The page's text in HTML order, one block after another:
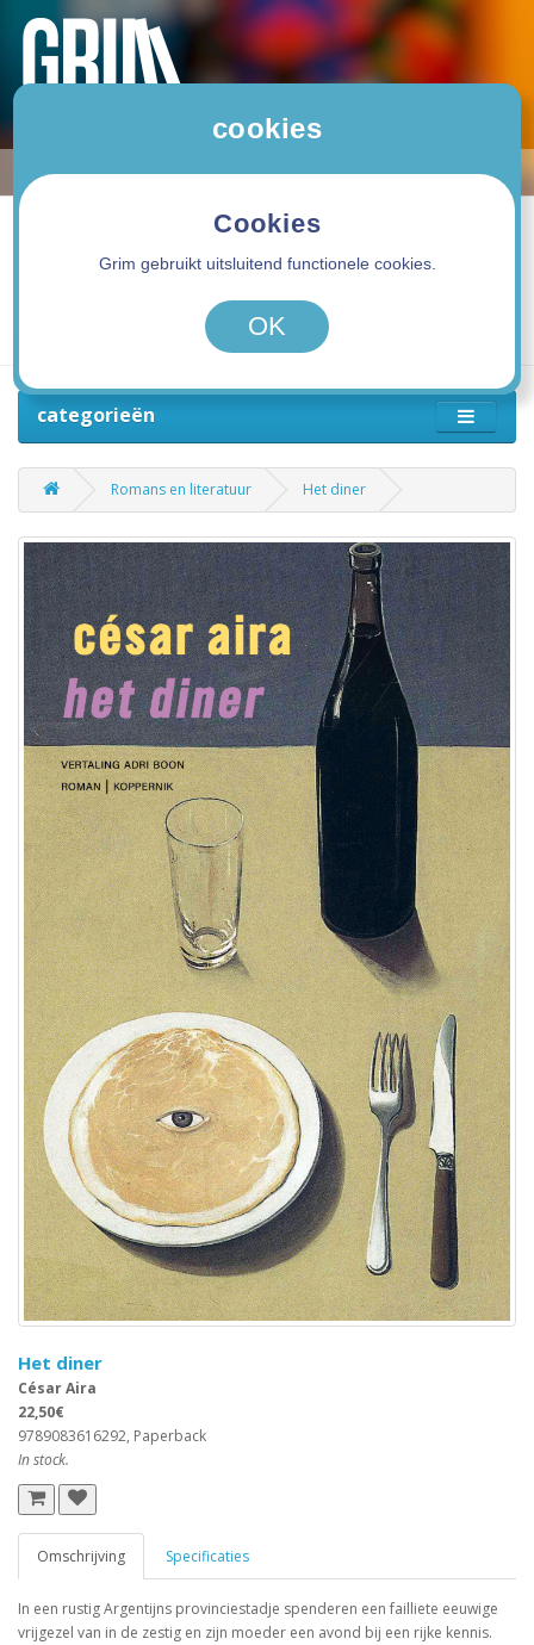
0 product(en) - 0,00€
categorieën
Romans en literatuur Het diner
Het diner
César Aira
22,50€
9789083616292, Paperback
In stock.
Omschrijving Specificaties
In een rustig Argentijns provinciestadje spenderen een failliete eeuwige
vrijgezel van in de zestig en zijn moeder een avond bij een rijke kennis.
cookies
Cookies
Grim gebruikt uitsluitend functionele cookies.
OK